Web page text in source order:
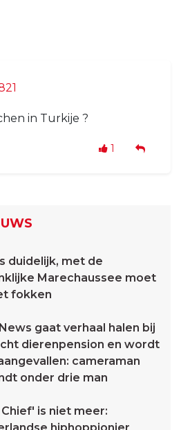
in Turkije ?
1
duidelijk, met de
Marechaussee moet
fokken
gaat verhaal halen bij
dierenpension en wordt
cameraman
onder drie man
is niet meer: